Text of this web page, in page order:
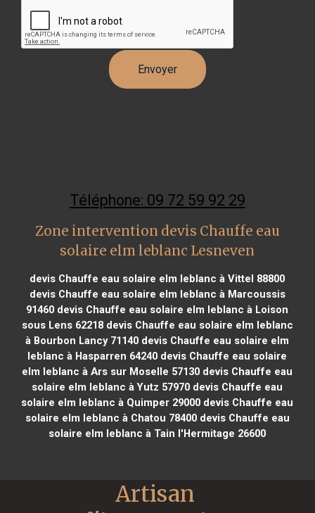
Téléphone: 09 72 59 92 29
Zone intervention devis Chauffe eau
solaire elm leblanc Lesneven
devis Chauffe eau solaire elm leblanc à Vittel 88800
devis Chauffe eau solaire elm leblanc à Marcoussis
91460 devis Chauffe eau solaire elm leblanc à Loison
sous Lens 62218devis Chauffe eau solaire elm leblanc
à Bourbon Lancy 71140 devis Chauffe eau solaire elm
leblanc à Hasparren 64240 devis Chauffe eau solaire
elm leblanc à Ars sur Moselle 57130 devis Chauffe eau
solaire elm leblanc à Yutz 57970 devis Chauffe eau
solaire elm leblanc à Quimper 29000 devis Chauffe eau
solaire elm leblanc à Chatou 78400devis Chauffe eau
solaire elm leblanc à Tain l'Hermitage 26600
Artisan